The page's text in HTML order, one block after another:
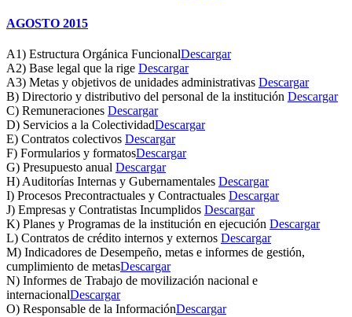
AGOSTO 2015
A1) Estructura Orgánica FuncionalDescargar
A2) Base legal que la rige Descargar
A3) Metas y objetivos de unidades administrativas Descargar
B) Directorio y distributivo del personal de la institución Descargar
C) Remuneraciones Descargar
D) Servicios a la ColectividadDescargar
E) Contratos colectivos Descargar
F) Formularios y formatosDescargar
G) Presupuesto anual Descargar
H) Auditorías Internas y Gubernamentales Descargar
I) Procesos Precontractuales y Contractuales Descargar
J) Empresas y Contratistas Incumplidos Descargar
K) Planes y Programas de la institución en ejecución Descargar
L) Contratos de crédito internos y externos Descargar
M) Indicadores de Desempeño, metas e informes de gestión,
cumplimiento de metasDescargar
N) Informes de Trabajo de movilización nacional e
internacionalDescargar
O) Responsable de la InformaciónDescargar